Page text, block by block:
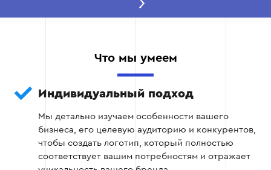
Этап 2: Разработка эскизов
коррективы.
Выбираем наиболее удачную концепцию
для дальнейшей работы.
Что мы умеем
Индивидуальный подход
Мы детально изучаем особенности вашего
бизнеса, его целевую аудиторию и конкурентов,
чтобы создать логотип, который полностью
соответствует вашим потребностям и отражает